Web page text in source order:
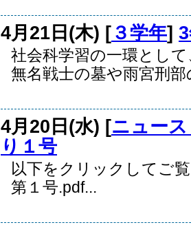
4月21日(木) [３学年]
社会科学習の一環とし
無名戦士の墓や雨宮刑部
4月20日(水) [ニュー
り１号
以下をクリックしてご
第１号.pdf...